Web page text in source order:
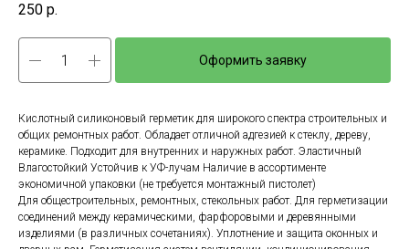
250 р.
Оформить заявку
Кислотный силиконовый герметик для широкого спектра строительных и
общих ремонтных работ. Обладает отличной адгезией к стеклу, дереву,
керамике. Подходит для внутренних и наружных работ. Эластичный
Влагостойкий Устойчив к УФ-лучам Наличие в ассортименте
экономичной упаковки (не требуется монтажный пистолет)
Для общестроительных, ремонтных, стекольных работ. Для герметизации
соединений между керамическими, фарфоровыми и деревянными
изделиями (в различных сочетаниях). Уплотнение и защита оконных и